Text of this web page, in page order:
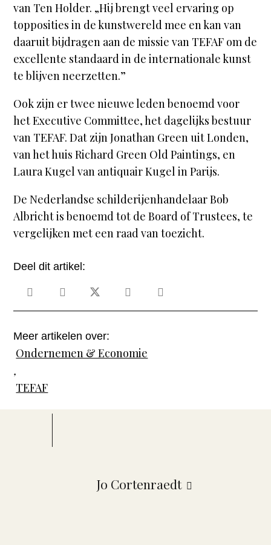
van Ten Holder. „Hij brengt veel ervaring op
topposities in de kunstwereld mee en kan van
daaruit bijdragen aan de missie van TEFAF om de
excellente standaard in de internationale kunst
te blijven neerzetten.”
Ook zijn er twee nieuwe leden benoemd voor
het Executive Committee, het dagelijks bestuur
van TEFAF. Dat zijn Jonathan Green uit Londen,
van het huis Richard Green Old Paintings, en
Laura Kugel van antiquair Kugel in Parijs.
De Nederlandse schilderijenhandelaar Bob
Albricht is benoemd tot de Board of Trustees, te
vergelijken met een raad van toezicht.
Deel dit artikel:
Meer artikelen over:
Ondernemen & Economie
,
TEFAF
Jo Cortenraedt